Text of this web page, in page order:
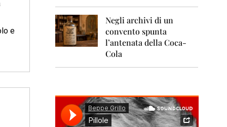
0
e
Negli archivi di un
convento spunta
l’antenata della Coca-
Cola